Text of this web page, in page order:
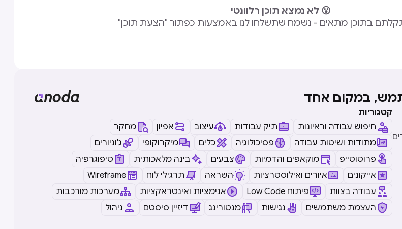
😮 לא נמצא תוכן רלוונטי
בתוכן מתאים - נשמח שתשלחו לנו באמצעות כפתור "הצעת תוכן"
במקום אחד
קטגוריות
חיפוש עבודה וראיונות
תיק עבודות עיצוב אפיון
מחקר
מתודות ושיטות עבודה
פסיכולוגיה כלים מיקרוקופי
ג'וניורים
פרוטוטייפ
מוקאפים והדמיות צבעים בינה מלאכותית
טיפוגרפיה
אייקונים
איורים ואילוסטרציות השראה תרגילי לוח
Wireframe
עבודה בצוות
Low Code פיתוח אנימציות ואינטראקציות
מערכות מורכבות
העצמת משתמשים
נגישות מנטורינג דיזיין סיסטם ניהול